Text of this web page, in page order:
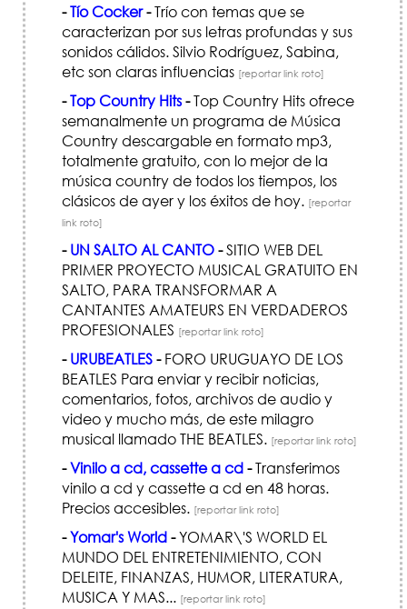
-Tío Cocker-Trío con temas que se
caracterizan por sus letras profundas y sus
sonidos cálidos. Silvio Rodríguez, Sabina,
etc son claras influencias [reportar link roto]
-Top Country Hits-Top Country Hits ofrece
semanalmente un programa de Música
Country descargable en formato mp3,
totalmente gratuito, con lo mejor de la
música country de todos los tiempos, los
clásicos de ayer y los éxitos de hoy. [reportar
link roto]
- UN SALTO AL CANTO-SITIO WEB DEL
PRIMER PROYECTO MUSICAL GRATUITO EN
SALTO, PARA TRANSFORMAR A
CANTANTES AMATEURS EN VERDADEROS
PROFESIONALES [reportar link roto]
- URUBEATLES-FORO URUGUAYO DE LOS
BEATLES Para enviar y recibir noticias,
comentarios, fotos, archivos de audio y
video y mucho más, de este milagro
musical llamado THE BEATLES. [reportar link roto]
-Vinilo a cd, cassette a cd-Transferimos
vinilo a cd y cassette a cd en 48 horas.
Precios accesibles. [reportar link roto]
-Yomar's World-YOMAR\'S WORLD EL
MUNDO DEL ENTRETENIMIENTO, CON
DELEITE, FINANZAS, HUMOR, LITERATURA,
MUSICA Y MAS... [reportar link roto]